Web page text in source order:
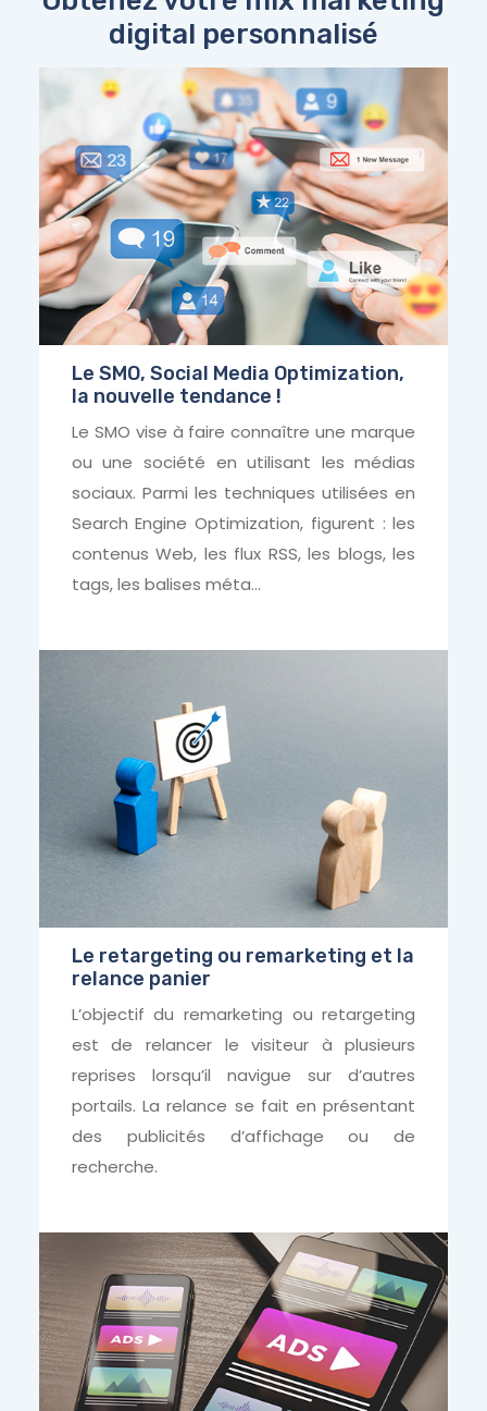
digital personnalisé
Le SMO, Social Media Optimization,
la nouvelle tendance !
Le SMO vise à faire connaître une marque
ou une société en utilisant les médias
sociaux. Parmi les techniques utilisées en
Search Engine Optimization, figurent : les
contenus Web, les flux RSS, les blogs, les
tags, les balises méta…
Le retargeting ou remarketing et la
relance panier
L’objectif du remarketing ou retargeting
est de relancer le visiteur à plusieurs
reprises lorsqu’il navigue sur d’autres
portails. La relance se fait en présentant
des publicités d’affichage ou de
recherche.